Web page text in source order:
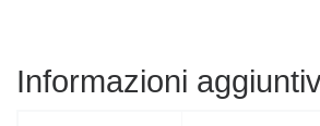
Informazioni